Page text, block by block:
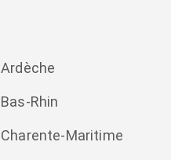
Ardèche
Bas-Rhin
Charente-Maritime